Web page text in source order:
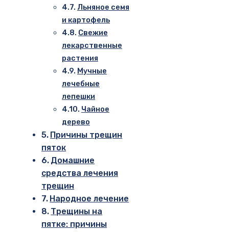
Льняное семя
и картофель
Свежие
лекарственные
растения
Мучные
лечебные
лепешки
Чайное
дерево
Причины трещин
пяток
Домашние
средства лечения
трещин
Народное лечение
Трещины на
пятке: причины